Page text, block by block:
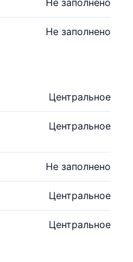
Не заполнено
Не заполнено
Центральное
Центральное
Не заполнено
Центральное
Центральное